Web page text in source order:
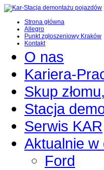
Strona główna
Allegro
Punkt zgłoszeniowy Kraków
Kontakt
O nas
Kariera-
Skup
Stacja
Serwis KAR
Aktualnie w
Ford